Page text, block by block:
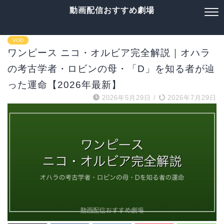
動画配信おすすめ劇場
VOD
ワンピース ニコ・オルビア完全解説｜オハラ
の考古学者・ロビンの母・「D」を知る者が辿
った運命【2026年最新】
2026年5月29日 / 2026年7月29日